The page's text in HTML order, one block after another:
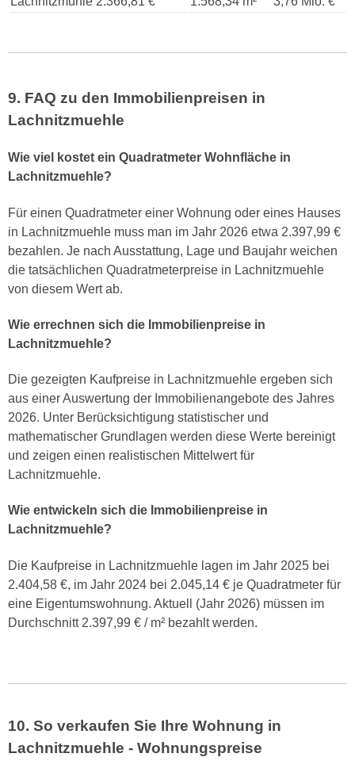
9. FAQ zu den Immobilienpreisen in
Lachnitzmuehle
Wie viel kostet ein Quadratmeter Wohnfläche in
Lachnitzmuehle?
Für einen Quadratmeter einer Wohnung oder eines Hauses
in Lachnitzmuehle muss man im Jahr 2026 etwa 2.397,99 €
bezahlen. Je nach Ausstattung, Lage und Baujahr weichen
die tatsächlichen Quadratmeterpreise in Lachnitzmuehle
von diesem Wert ab.
Wie errechnen sich die Immobilienpreise in
Lachnitzmuehle?
Die gezeigten Kaufpreise in Lachnitzmuehle ergeben sich
aus einer Auswertung der Immobilienangebote des Jahres
2026. Unter Berücksichtigung statistischer und
mathematischer Grundlagen werden diese Werte bereinigt
und zeigen einen realistischen Mittelwert für
Lachnitzmuehle.
Wie entwickeln sich die Immobilienpreise in
Lachnitzmuehle?
Die Kaufpreise in Lachnitzmuehle lagen im Jahr 2025 bei
2.404,58 €, im Jahr 2024 bei 2.045,14 € je Quadratmeter für
eine Eigentumswohnung. Aktuell (Jahr 2026) müssen im
Durchschnitt 2.397,99 € / m² bezahlt werden.
10. So verkaufen Sie Ihre Wohnung in
Lachnitzmuehle - Wohnungspreise